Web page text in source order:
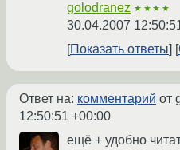
golodranez ★★★★
30.04.2007
Показать ответы
Ответ на: комментарий от
12:50:51 +00:00
ещё + удобно